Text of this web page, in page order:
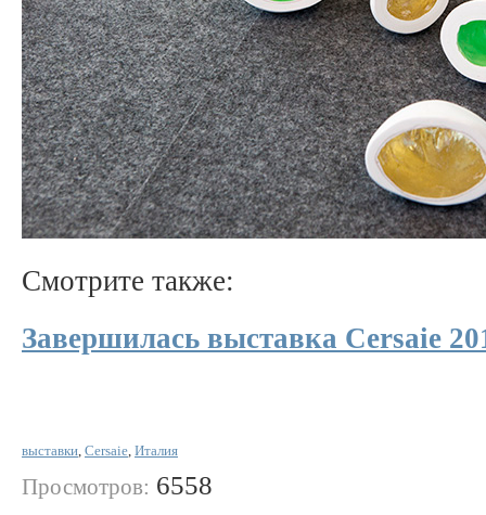
Смотрите также:
Завершилась выставка Cersaie
выставки Cersaie Италия
Просмотров: 6558